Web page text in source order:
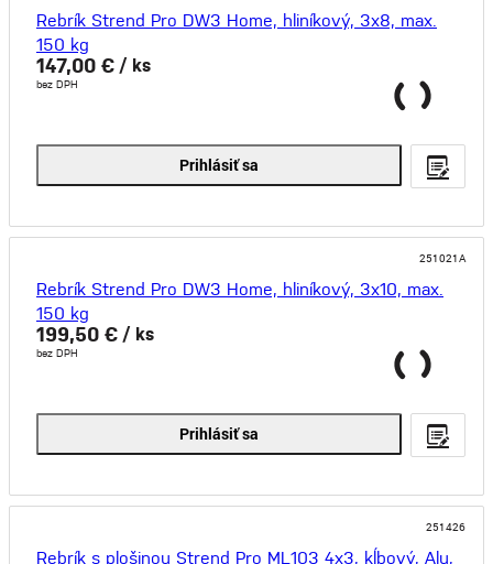
Rebrík Strend Pro DW3 Home, hliníkový, 3x8, max.
150 kg
147,00 € / ks
bez DPH
Prihlásiť sa
251021A
Rebrík Strend Pro DW3 Home, hliníkový, 3x10, max.
150 kg
199,50 € / ks
bez DPH
Prihlásiť sa
251426
Rebrík s plošinou Strend Pro ML103 4x3, kĺbový, Alu,